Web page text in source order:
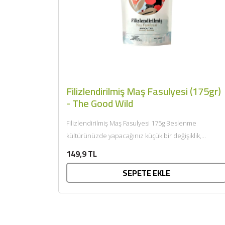
Filizlendirilmiş Maş Fasulyesi (175gr)
- The Good Wild
Filizlendirilmiş Maş Fasulyesi 175g Beslenme
kültürünüzde yapacağınız küçük bir değişiklik,
Şehrin yeni yabanıyla...
149,9 TL
SEPETE EKLE